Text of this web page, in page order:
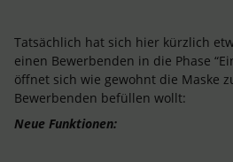
Tatsächlich hat sich hier kürzlich
einen Bewerbenden in die Phase
öffnet sich wie gewohnt die Maske
Bewerbenden befüllen wollt:
Neue Funktionen: